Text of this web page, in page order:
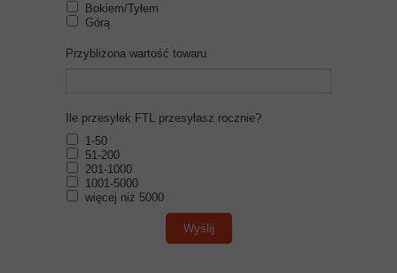
Bokiem/Tyłem
Górą
Przybliżona wartość towaru
Ile przesyłek FTL przesyłasz rocznie?
1-50
51-200
201-1000
1001-5000
więcej niż 5000
Wyślij